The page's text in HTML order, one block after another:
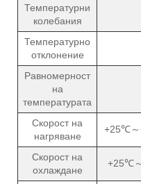
Температурни
колебания
Температурно
отклонение
Равномерност
на
температурата
Скорост на
нагряване
+25℃～
Скорост на
охлаждане
+25℃